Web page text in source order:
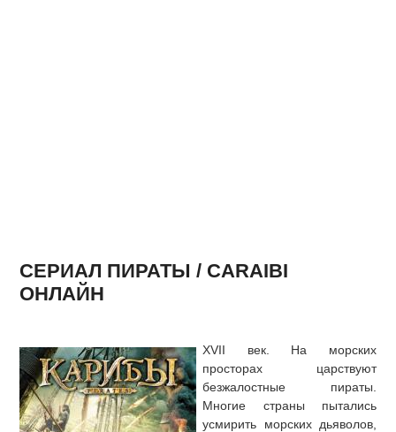
СЕРИАЛ ПИРАТЫ / CARAIBI
ОНЛАЙН
XVII век. На морских
просторах царствуют
безжалостные пираты.
Многие страны пытались
усмирить морских дьяволов,